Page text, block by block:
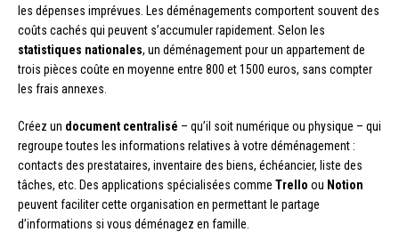
les dépenses imprévues. Les déménagements comportent souvent des
coûts cachés qui peuvent s’accumuler rapidement. Selon les
statistiques nationales, un déménagement pour un appartement de
trois pièces coûte en moyenne entre 800 et 1500 euros, sans compter
les frais annexes.
Créez un document centralisé – qu’il soit numérique ou physique – qui
regroupe toutes les informations relatives à votre déménagement :
contacts des prestataires, inventaire des biens, échéancier, liste des
tâches, etc. Des applications spécialisées comme Trello ou Notion
peuvent faciliter cette organisation en permettant le partage
d’informations si vous déménagez en famille.